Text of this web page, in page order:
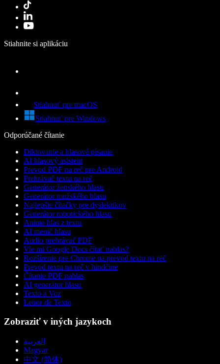
Stiahnite si aplikáciu
Stiahnuť pre macOS
Stiahnuť pre Windows
Odporúčané čítanie
Diktovanie a hlasové písanie
AI hlasový asistent
Prevod PDF na reč pre Android
Prehrávač textu na reč
Generátor ženského hlasu
Generátor mužského hlasu
Najlepšie čítačky pre dyslektikov
Generátor robotického hlasu
Anime hlas z textu
AI menič hlasu
Audio prehrávač PDF
Vie mi Google Docs čítať nahlas?
Rozšírenie pre Chrome na prevod textu na reč
Prevod textu na reč v hindčine
Čítanie PDF nahlas
AI generátor hlasu
Texto a Voz
Leitor de Texto
Zobraziť v iných jazykoch
العربية
Magyar
中文 (简体)